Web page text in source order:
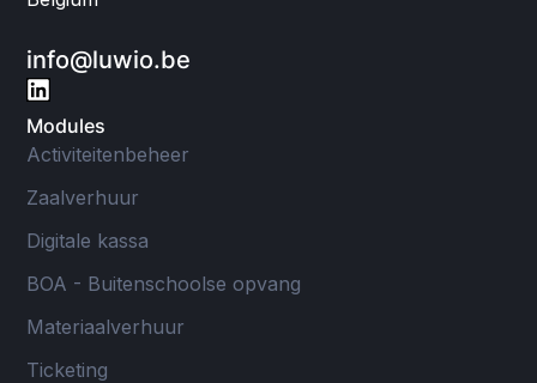
info@luwio.be
Modules
Activiteitenbeheer
Zaalverhuur
Digitale kassa
BOA - Buitenschoolse opvang
Materiaalverhuur
Ticketing